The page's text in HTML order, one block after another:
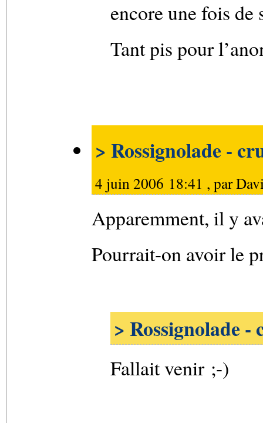
encore une fois de
Tant pis pour
> Rossignolade -
4 juin 2006 18:41 , par
Apparemment, il y
Pourrait-on avoir le
> Rossignolade -
Fallait venir ;-)